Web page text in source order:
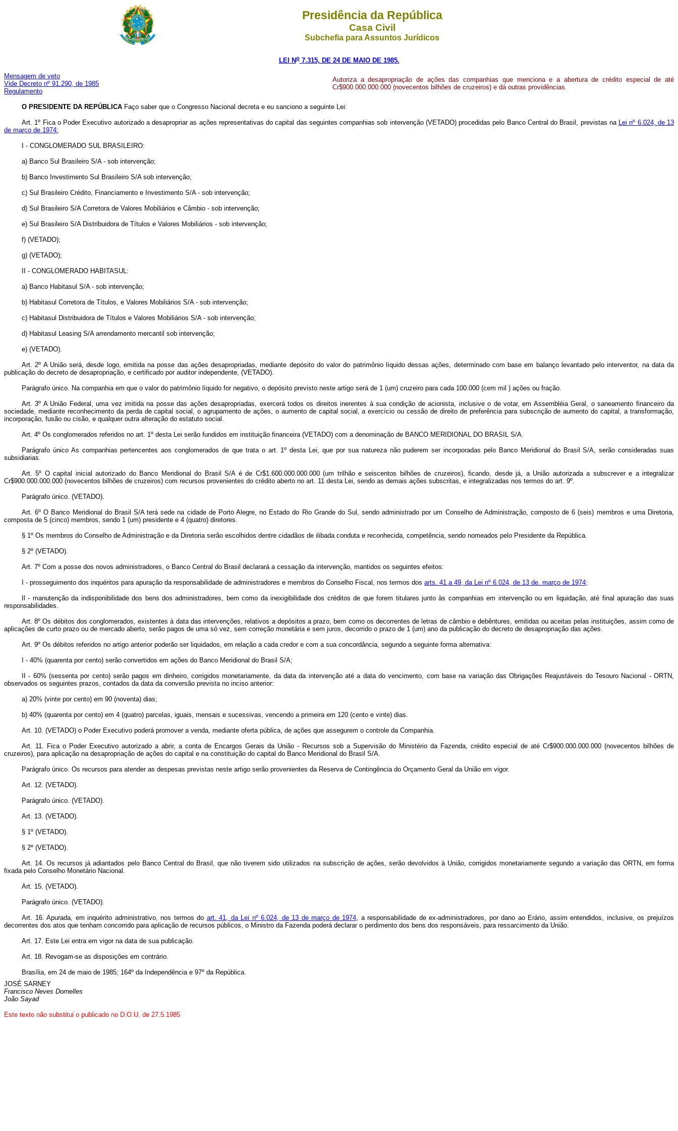
Presidência da República
Casa Civil
Subchefia para Assuntos Jurídicos
LEI No7.315, DE 24 DE MAIO DE 1985.
Mensagem de veto
Vide Decreto nº 91.290, de 1985
Regulamento
Autoriza a desapropriação de ações das companhias que menciona e a abertura de crédito especial de até
Cr$900.000.000.000 (novecentos bilhões de cruzeiros) e dá outras providências.
O PRESIDENTE DA REPÚBLICA Faço saber que o Congresso Nacional decreta e eu sanciono a seguinte Lei:
Art. 1º Fica o Poder Executivo autorizado a desapropriar as ações representativas do capital das seguintes companhias sob intervenção (VETADO) procedidas pelo Banco Central do Brasil, previstas na Lei nº 6.024, de 13
de março de 1974:
I - CONGLOMERADO SUL BRASILEIRO:
a) Banco Sul Brasileiro S/A - sob intervenção;
b) Banco Investimento Sul Brasileiro S/A sob intervenção;
c) Sul Brasileiro Crédito, Financiamento e Investimento S/A - sob intervenção;
d) Sul Brasileiro S/A Corretora de Valores Mobiliários e Câmbio - sob intervenção;
e) Sul Brasileiro S/A Distribuidora de Títulos e Valores Mobiliários - sob intervenção;
f) (VETADO);
g) (VETADO);
II - CONGLOMERADO HABITASUL:
a) Banco Habitasul S/A - sob intervenção;
b) Habitasul Corretora de Títulos, e Valores Mobiliários S/A - sob intervenção;
c) Habitasul Distribuidora de Títulos e Valores Mobiliários S/A - sob intervenção;
d) Habitasul Leasing S/A arrendamento mercantil sob intervenção;
e) (VETADO).
Art. 2º A União será, desde logo, emitida na posse das ações desapropriadas, mediante depósito do valor do patrimônio líquido dessas ações, determinado com base em balanço levantado pelo interventor, na data da
publicação do decreto de desapropriação, e certificado por auditor independente, (VETADO).
Parágrafo único. Na companhia em que o valor do patrimônio líquido for negativo, o depósito previsto neste artigo será de 1 (um) cruzeiro para cada 100.000 (cem mil ) ações ou fração.
Art. 3º A União Federal, uma vez imitida na posse das ações desapropriadas, exercerá todos os direitos inerentes à sua condição de acionista, inclusive o de votar, em Assembléia Geral, o saneamento financeiro da
sociedade, mediante reconhecimento da perda de capital social, o agrupamento de ações, o aumento de capital social, a exercício ou cessão de direito de preferência para subscrição de aumento do capital, a transformação,
incorporação, fusão ou cisão, e qualquer outra alteração do estatuto social.
Art. 4º Os conglomerados referidos no art. 1º desta Lei serão fundidos em instituição financeira (VETADO) com a denominação de BANCO MERIDIONAL DO BRASIL S/A.
Parágrafo único As companhias pertencentes aos conglomerados de que trata o art. 1º desta Lei, que por sua natureza não puderem ser incorporadas pelo Banco Meridional do Brasil S/A, serão consideradas suas
subsidiarias.
Art. 5º O capital inicial autorizado do Banco Meridional do Brasil S/A é de Cr$1.600.000.000.000 (um trilhão e seiscentos bilhões de cruzeiros), ficando, desde já, a União autorizada a subscrever e a integralizar
Cr$900.000.000.000 (novecentos bilhões de cruzeiros) com recursos provenientes do crédito aberto no art. 11 desta Lei, sendo as demais ações subscritas, e integralizadas nos termos do art. 9º.
Parágrafo único. (VETADO).
Art. 6º O Banco Meridional do Brasil S/A terá sede na cidade de Porto Alegre, no Estado do Rio Grande do Sul, sendo administrado por um Conselho de Administração, composto de 6 (seis) membros e uma Diretoria,
composta de 5 (cinco) membros, sendo 1 (um) presidente e 4 (quatro) diretores.
§ 1º Os membros do Conselho de Administração e da Diretoria serão escolhidos dentre cidadãos de ilibada conduta e reconhecida, competência, sendo nomeados pelo Presidente da República.
§ 2º (VETADO).
Art. 7º Com a posse dos novos administradores, o Banco Central do Brasil declarará a cessação da intervenção, mantidos os seguintes efeitos:
I - prosseguimento dos inquéritos para apuração da responsabilidade de administradores e membros do Conselho Fiscal, nos termos dos arts. 41 a 49, da Lei nº 6.024, de 13 de. março de 1974;
Il - manutenção da indisponibilidade dos bens dos administradores, bem como da inexigibilidade dos créditos de que forem titulares junto às companhias em intervenção ou em liquidação, até final apuração das suas
responsabilidades.
Art. 8º Os débitos dos conglomerados, existentes à data das intervenções, relativos a depósitos a prazo, bem como os decorrentes de letras de câmbio e debêntures, emitidas ou aceitas pelas instituições, assim como de
aplicações de curto prazo ou de mercado aberto, serão pagos de uma só vez, sem correção monetária e sem juros, decorrido o prazo de 1 (um) ano da publicação do decreto de desapropriação das ações.
Art. 9º Os débitos referidos no artigo anterior poderão ser liquidados, em relação a cada credor e com a sua concordância, segundo a seguinte forma alternativa:
I - 40% (quarenta por cento) serão convertidos em ações do Banco Meridional do Brasil S/A;
II - 60% (sessenta por cento) serão pagos em dinheiro, corrigidos monetariamente, da data da intervenção até a data do vencimento, com base na variação das Obrigações Reajustáveis do Tesouro Nacional - ORTN,
observados os seguintes prazos, contados da data da conversão prevista no inciso anterior:
a) 20% (vinte por cento) em 90 (noventa) dias;
b) 40% (quarenta por cento) em 4 (quatro) parcelas, iguais, mensais e sucessivas, vencendo a primeira em 120 (cento e vinte) dias.
Art. 10. (VETADO) o Poder Executivo poderá promover a venda, mediante oferta pública, de ações que assegurem o controle da Companhia.
Art. 11. Fica o Poder Executivo autorizado a abrir, a conta de Encargos Gerais da União - Recursos sob a Supervisão do Ministério da Fazenda, crédito especial de até Cr$900.000.000.000 (novecentos bilhões de
cruzeiros), para aplicação na desapropriação de ações do capital e na constituição do capital do Banco Meridional do Brasil S/A.
Parágrafo único. Os recursos para atender as despesas previstas neste artigo serão provenientes da Reserva de Contingência do Orçamento Geral da União em vigor.
Art. 12. (VETADO).
Parágrafo único. (VETADO).
Art. 13. (VETADO).
§ 1º (VETADO).
§ 2º (VETADO).
Art. 14. Os recursos já adiantados pelo Banco Central do Brasil, que não tiverem sido utilizados na subscrição de ações, serão devolvidos à União, corrigidos monetariamente segundo a variação das ORTN, em forma
fixada pelo Conselho Monetário Nacional.
Art. 15. (VETADO).
Parágrafo único. (VETADO).
Art. 16. Apurada, em inquérito administrativo, nos termos do art. 41, da Lei nº 6.024, de 13 de março de 1974, a responsabilidade de ex-administradores, por dano ao Erário, assim entendidos, inclusive, os prejuízos
decorrentes dos atos que tenham concorrido para aplicação de recursos públicos, o Ministro da Fazenda poderá declarar o perdimento dos bens dos responsáveis, para ressarcimento da União.
Art. 17. Este Lei entra em vigor na data de sua publicação.
Art. 18. Revogam-se as disposições em contrário.
Brasília, em 24 de maio de 1985; 164º da Independência e 97º da República.
JOSÉ SARNEY
Francisco Neves Dornelles
João Sayad
Este texto não substitui o publicado no D.O.U. de 27.5.1985